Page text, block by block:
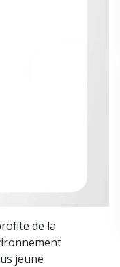
L’échelle
Réponses
Des outils
L’éthique
La raison
Les
Les
de la
jeune